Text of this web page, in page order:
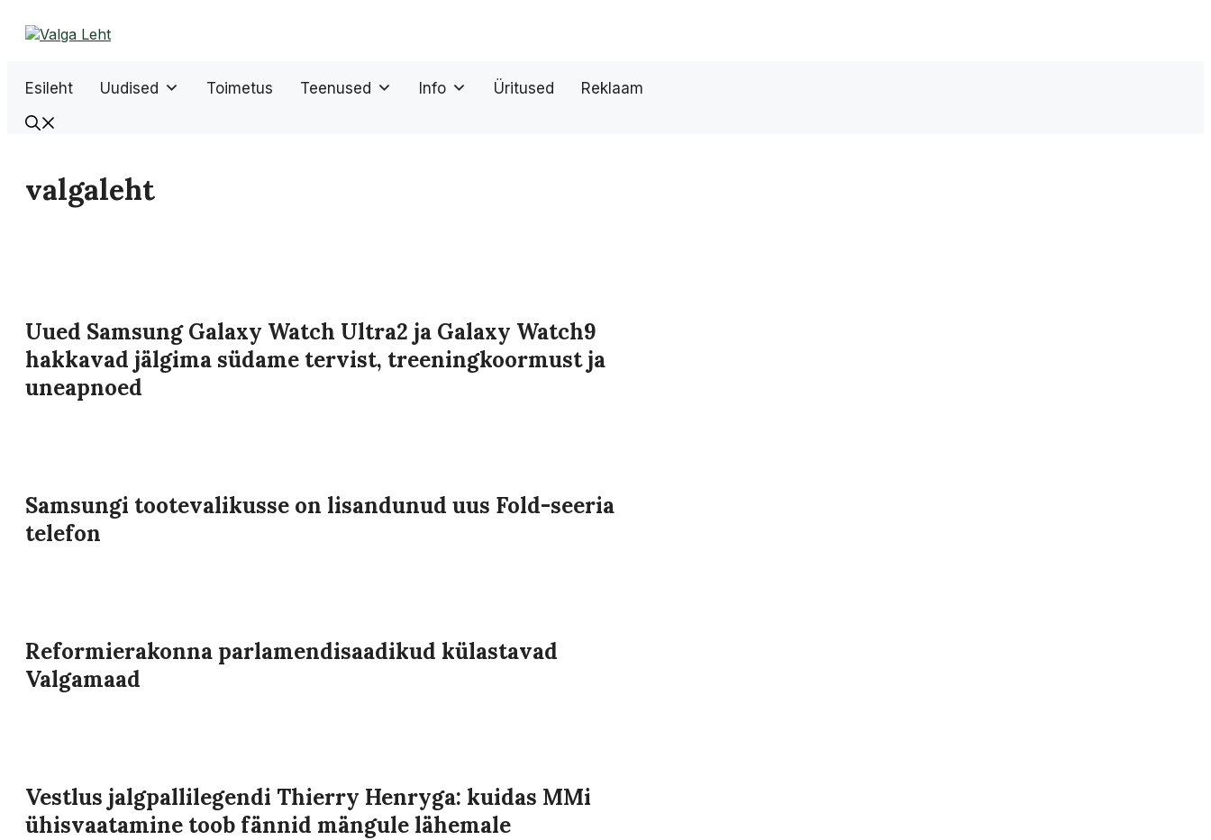
sisu
Esileht Uudised Toimetus Teenused Info Üritused Reklaam
valgaleht
Uued Samsung Galaxy Watch Ultra2 ja Galaxy Watch9
hakkavad jälgima südame tervist, treeningkoormust ja
uneapnoed
Samsungi tootevalikusse on lisandunud uus Fold-seeria
telefon
Reformierakonna parlamendisaadikud külastavad
Valgamaad
Vestlus jalgpallilegendi Thierry Henryga: kuidas MMi
ühisvaatamine toob fännid mängule lähemale